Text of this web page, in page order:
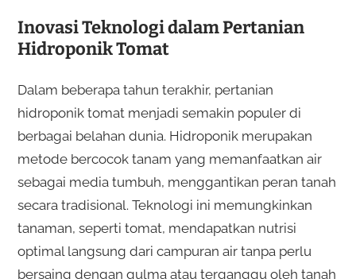
Inovasi Teknologi dalam Pertanian
Hidroponik Tomat
Dalam beberapa tahun terakhir, pertanian
hidroponik tomat menjadi semakin populer di
berbagai belahan dunia. Hidroponik merupakan
metode bercocok tanam yang memanfaatkan air
sebagai media tumbuh, menggantikan peran tanah
secara tradisional. Teknologi ini memungkinkan
tanaman, seperti tomat, mendapatkan nutrisi
optimal langsung dari campuran air tanpa perlu
bersaing dengan gulma atau terganggu oleh tanah